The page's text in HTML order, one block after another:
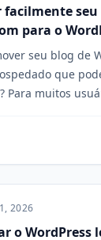
facilmente
para o
seu blog de
que
Para muitos
2026
o WordPress